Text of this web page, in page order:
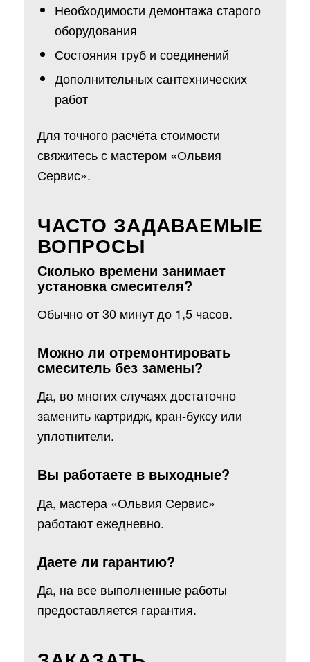
Необходимости демонтажа старого
оборудования
Состояния труб и соединений
Дополнительных сантехнических
работ
Для точного расчёта стоимости
свяжитесь с мастером «Ольвия
Сервис».
ЧАСТО ЗАДАВАЕМЫЕ
ВОПРОСЫ
Сколько времени занимает
установка смесителя?
Обычно от 30 минут до 1,5 часов.
Можно ли отремонтировать
смеситель без замены?
Да, во многих случаях достаточно
заменить картридж, кран-буксу или
уплотнители.
Вы работаете в выходные?
Да, мастера «Ольвия Сервис»
работают ежедневно.
Даете ли гарантию?
Да, на все выполненные работы
предоставляется гарантия.